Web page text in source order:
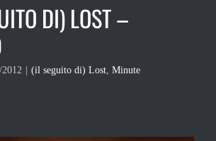
DI) LOST –
2012 (il seguito di) Lost, Minute